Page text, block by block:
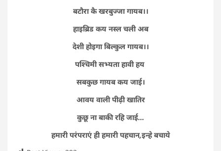
बटौरा कै खरबुज्जा गायब।।
हाइब्रिड कय नस्ल चली अब
देशी होइगा बिल्कुल गायब।।
पश्चिमी सभ्यता हावी हय
सबकुछ गायब कय जाई।
आवय वाली पीढ़ी खातिर
कुछू ना बाकी रहि जाई…
हमारी परंपराएं ही हमारी पहचान,इन्हे बचाये